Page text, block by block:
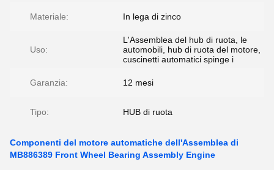
Materiale: In lega di zinco
Uso:
L'Assemblea del hub di ruota, le
automobili, hub di ruota del motore,
cuscinetti automatici spinge i
Garanzia: 12 mesi
Tipo: HUB di ruota
Componenti del motore automatiche dell'Assemblea di
MB886389 Front Wheel Bearing Assembly Engine